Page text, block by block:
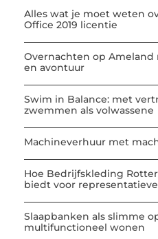
Alles wat je moet weten
Office 2019 licentie
Overnachten op
en avontuur
Swim in Balance: met
zwemmen als volwassene
Machineverhuur met
Hoe Bedrijfskleding
biedt voor
Slaapbanken als slimme
multifunctioneel wonen